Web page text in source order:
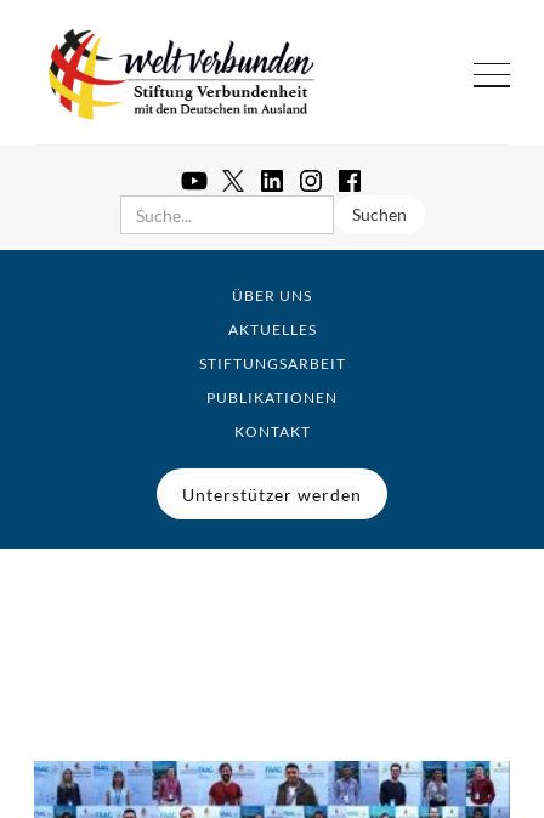
ÜBER UNS
AKTUELLES
STIFTUNGSARBEIT
PUBLIKATIONEN
KONTAKT
Unterstützer werden